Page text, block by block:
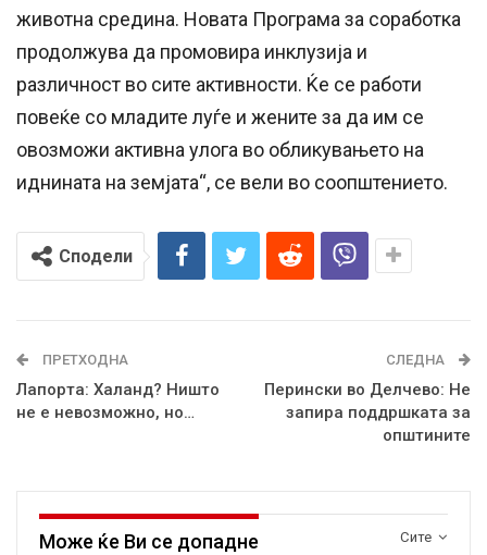
животна средина. Новата Програма за соработка
продолжува да промовира инклузија и
различност во сите активности. Ќе се работи
повеќе со младите луѓе и жените за да им се
овозможи активна улога во обликувањето на
иднината на земјата“, се вели во соопштението.
Сподели
ПРЕТХОДНА
Лапорта: Халанд? Ништо
не е невозможно, но…
СЛЕДНА
Перински во Делчево: Не
запира поддршката за
општините
Сите
Може ќе Ви се допадне